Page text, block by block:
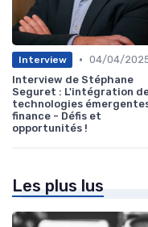
Interview • 04/04/
Interview de Stéphane
Seguret : L'intégration
technologies
finance - Défis et
opportunités !
Les plus lus